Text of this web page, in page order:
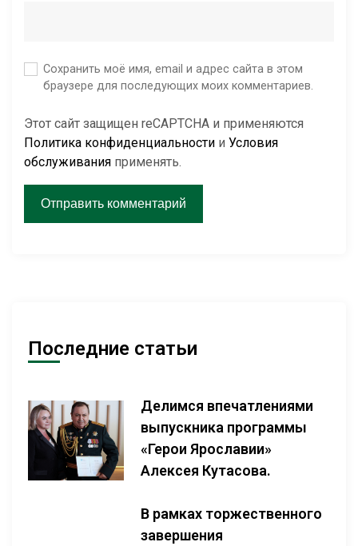
Сохранить моё имя, email и адрес сайта в этом
браузере для последующих моих комментариев.
Этот сайт защищен reCAPTCHA и применяются
Политика конфиденциальности и Условия
обслуживания применять.
Последние статьи
Делимся впечатлениями
выпускника программы
«Герои Ярославии»
Алексея Кутасова.
В рамках торжественного
завершения